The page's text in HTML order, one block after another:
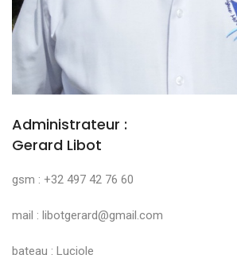
Administrateur :
Gerard Libot
gsm : +32 497 42 76 60
mail : libotgerard@gmail.com
bateau : Luciole